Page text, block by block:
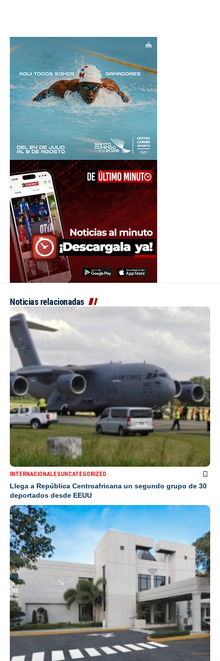
Noticias relacionadas
INTERNACIONALESUNCATEGORIZED
Llega a República Centroafricana un segundo grupo de 30
deportados desde EEUU